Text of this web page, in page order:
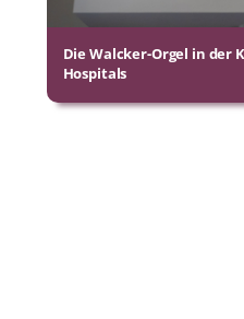
Die Walcker-Orgel in der
Hospitals